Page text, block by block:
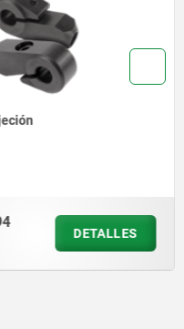
bombeadas, fijas
DETALLES